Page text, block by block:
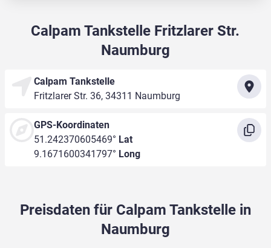
Calpam Tankstelle Fritzlarer Str.
Naumburg
Calpam Tankstelle
Fritzlarer Str. 36, 34311 Naumburg
GPS-Koordinaten
51.242370605469° Lat
9.1671600341797° Long
Preisdaten für Calpam Tankstelle in
Naumburg